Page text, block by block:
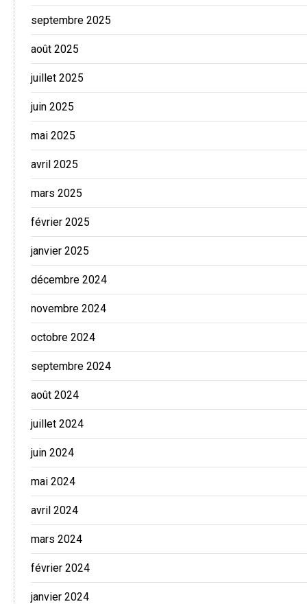
septembre 2025
août 2025
juillet 2025
juin 2025
mai 2025
avril 2025
mars 2025
février 2025
janvier 2025
décembre 2024
novembre 2024
octobre 2024
septembre 2024
août 2024
juillet 2024
juin 2024
mai 2024
avril 2024
mars 2024
février 2024
janvier 2024